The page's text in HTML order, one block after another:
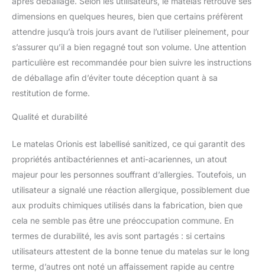
fermeté ☁️ ACCUEIL
CONFORTABLE ET
DOUX ☁️ Effet « comme
dans un nuage » Cela
mémoire de forme
D50kg/m3 et son coutil
toxique ♻️ Approuvé et
garantissant la non-
présence de substances
nocives pour la santé.
Traitement : anti-acariens
/ anti-bactérien / Anti-
moisissures
dimensions en quelques heures, bien que certains préfèrent
attendre jusqu’à trois jours avant de l’utiliser pleinement, pour
s’assurer qu’il a bien regagné tout son volume. Une attention
particulière est recommandée pour bien suivre les instructions
de déballage afin d’éviter toute déception quant à sa
restitution de forme.
Qualité et durabilité
Le matelas Orionis est labellisé sanitized, ce qui garantit des
propriétés antibactériennes et anti-acariennes, un atout
majeur pour les personnes souffrant d’allergies. Toutefois, un
utilisateur a signalé une réaction allergique, possiblement due
aux produits chimiques utilisés dans la fabrication, bien que
cela ne semble pas être une préoccupation commune. En
termes de durabilité, les avis sont partagés : si certains
utilisateurs attestent de la bonne tenue du matelas sur le long
terme, d’autres ont noté un affaissement rapide au centre